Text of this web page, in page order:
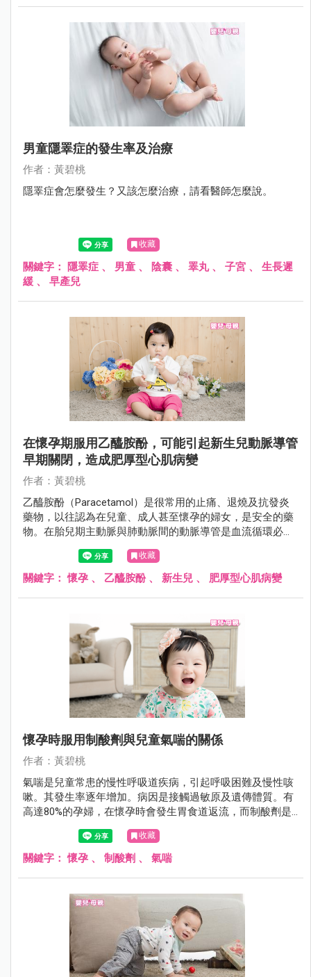
男童隱睪症的發生率及治療
作者：黃碧桃
隱睪症會怎麼發生？又該怎麼治療，請看醫師怎麼說。
收藏
關鍵字： 隱睪症 、 男童 、 陰囊 、 睪丸、 子宮 、 生長遲
緩 、 早產兒
在懷孕期服用乙醯胺酚，可能引起新生兒動脈導管
早期關閉，造成肥厚型心肌病變
作者：黃碧桃
乙醯胺酚（Paracetamol）是很常用的止痛、退燒及抗發炎
藥物，以往認為在兒童、成人甚至懷孕的婦女，是安全的藥
物。在胎兒期主動脈與肺動脈間的動脈導管是血流循環必要
的血管，出生後，動脈導管會在數天內自然閉合。而在早產
兒或合併其他畸型或疾病時，動脈導管無法自然閉合，可用
非類固醇發炎藥物或乙醯胺酚，促使動脈導管閉合，或外科
收藏
關鍵字：懷孕 、 乙醯胺酚、 新生兒 、 肥厚型心肌病變
懷孕時服用制酸劑與兒童氣喘的關係
作者：黃碧桃
氣喘是兒童常患的慢性呼吸道疾病，引起呼吸困難及慢性咳
嗽。其發生率逐年增加。病因是接觸過敏原及遺傳體質。有
高達80%的孕婦，在懷孕時會發生胃食道返流，而制酸劑是
有效且安全的常用治療藥物。有研究發現，制酸劑會引起胃
中食物變性成過敏原而影響免疫反應，也有研究發現，懷孕
老鼠使用制酸劑，可引致所生小老鼠的食物過敏。
收藏
關鍵字：懷孕 、 制酸劑 、 氣喘